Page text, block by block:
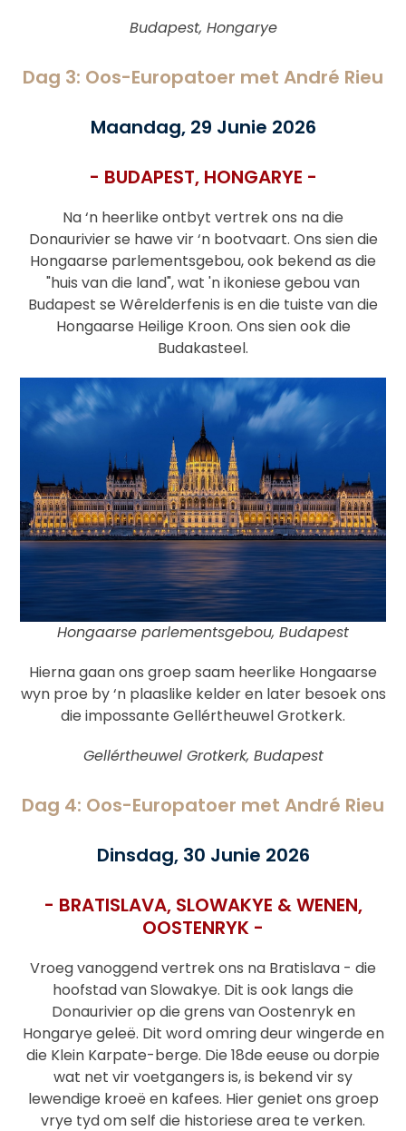
Budapest, Hongarye
Dag 3: Oos-Europatoer met André Rieu
Maandag, 29 Junie 2026
- BUDAPEST, HONGARYE -
Na ‘n heerlike ontbyt vertrek ons na die
Donaurivier se hawe vir ‘n bootvaart. Ons sien die
Hongaarse parlementsgebou, ook bekend as die
"huis van die land", wat 'n ikoniese gebou van
Budapest se Wêrelderfenis is en die tuiste van die
Hongaarse Heilige Kroon. Ons sien ook die
Budakasteel.
Hongaarse parlementsgebou, Budapest
Hierna gaan ons groep saam heerlike Hongaarse
wyn proe by ‘n plaaslike kelder en later besoek ons
die impossante Gellértheuwel Grotkerk.
Gellértheuwel Grotkerk, Budapest
Dag 4: Oos-Europatoer met André Rieu
Dinsdag, 30 Junie 2026
- BRATISLAVA, SLOWAKYE & WENEN,
OOSTENRYK -
Vroeg vanoggend vertrek ons na Bratislava - die
hoofstad van Slowakye. Dit is ook langs die
Donaurivier op die grens van Oostenryk en
Hongarye geleë. Dit word omring deur wingerde en
die Klein Karpate-berge. Die 18de eeuse ou dorpie
wat net vir voetgangers is, is bekend vir sy
lewendige kroeë en kafees. Hier geniet ons groep
vrye tyd om self die historiese area te verken.